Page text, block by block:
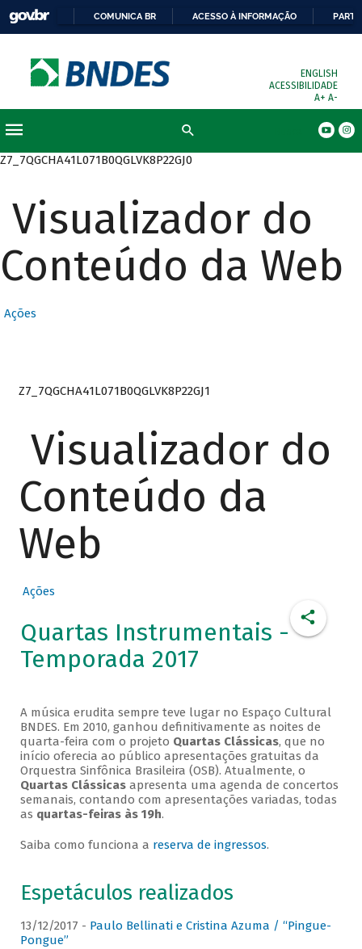
COMUNICA BR ACESSO À INFORMAÇÃO
ENGLISH
ACESSIBILIDADE
A+ A-
Z7_7QGCHA41L071B0QGLVK8P22GJ0
Visualizador do
Conteúdo da Web
Ações
Z7_7QGCHA41L071B0QGLVK8P22GJ1
Visualizador do
Conteúdo da
Web
Ações
Quartas Instrumentais -
Temporada 2017
A música erudita sempre teve lugar no Espaço Cultural
BNDES. Em 2010, ganhou definitivamente as noites de
quarta-feira com o projeto Quartas Clássicas, que no
início oferecia ao público apresentações gratuitas da
Orquestra Sinfônica Brasileira (OSB). Atualmente, o
Quartas Clássicasapresenta uma agenda de concertos
semanais, contando com apresentações variadas, todas
as quartas-feiras às 19h.
Saiba como funciona a reserva de ingressos.
Espetáculos realizados
13/12/2017 - Paulo Bellinati e Cristina Azuma / “Pingue-
Pongue”